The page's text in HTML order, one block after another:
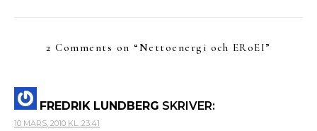
2 Comments on “Nettoenergi och ERoEI”
FREDRIK LUNDBERG SKRIVER:
10 MARS, 2010 KL. 23:41